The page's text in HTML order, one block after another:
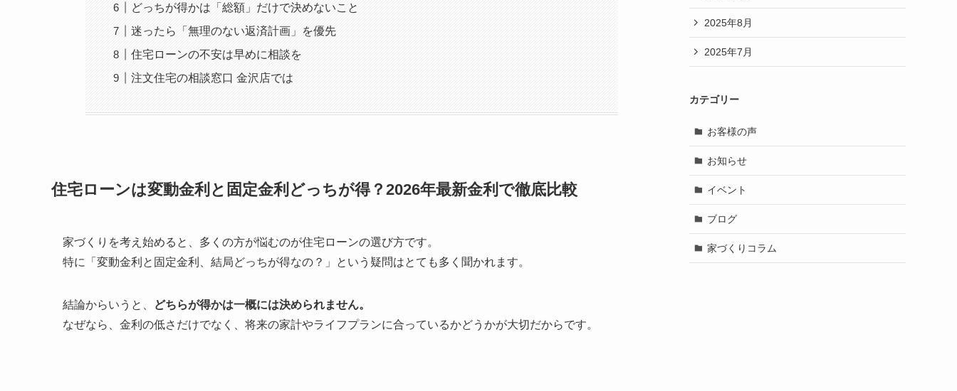
どっちが得かは「総額」だけで決めないこと
迷ったら「無理のない返済計画」を優先
住宅ローンの不安は早めに相談を
注文住宅の相談窓口 金沢店では
住宅ローンは変動金利と固定金利どっちが得？2026年最新金利で徹底比較
家づくりを考え始めると、多くの方が悩むのが住宅ローンの選び方です。
特に「変動金利と固定金利、結局どっちが得なの？」という疑問はとても多く聞かれます。
結論からいうと、
どちらが得かは一概には決められません。
なぜなら、金利の低さだけでなく、将来の家計やライフプランに合っているかどうかが大切だからです。
2025年8月
2025年7月
カテゴリー
お客様の声
お知らせ
イベント
ブログ
家づくりコラム